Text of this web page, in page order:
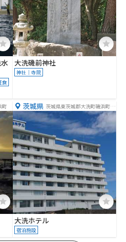
食
大洗磯前神社
神社｜寺院
町 茨城県 茨城県東茨城郡大洗町磯浜町６
８８１
大洗ホテル
宿泊施設